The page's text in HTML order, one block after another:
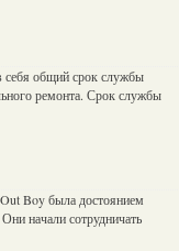
общий срок службы
ремонта. Срок службы
Boy была достоянием
начали сотрудничать